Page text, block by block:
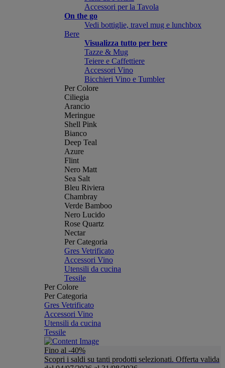
Accessori per la Tavola
On the go
Vedi bottiglie, travel mug e lunchbox
Bere
Visualizza tutto per bere
Tazze & Mug
Teiere e Caffettiere
Accessori Vino
Bicchieri Vino e Tumbler
Per Colore
Ciliegia
Arancio
Meringue
Shell Pink
Bianco
Deep Teal
Azure
Flint
Nero Matt
Sea Salt
Bleu Riviera
Chambray
Verde Bamboo
Nero Lucido
Rose Quartz
Nectar
Per Categoria
Gres Vetrificato
Accessori Vino
Utensili da cucina
Tessile
Per Colore
Per Categoria
Gres Vetrificato
Accessori Vino
Utensili da cucina
Tessile
Fino al -40%
Scopri i saldi su tanti prodotti selezionati. Offerta valida